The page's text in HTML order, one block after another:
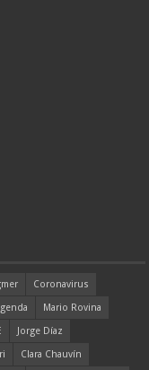
Coronavirus
Mario Rovina
Jorge Díaz
Clara Chauvín